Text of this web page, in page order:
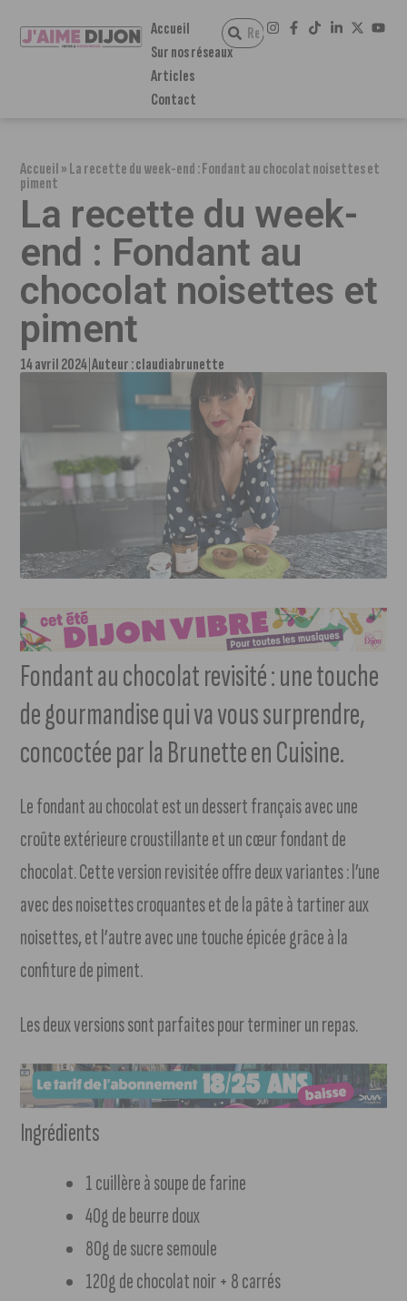
Accueil
Sur nos réseaux
Articles
Contact
Accueil»La recette du week-end : Fondant au chocolat noisettes et
piment
La recette du week-
end : Fondant au
chocolat noisettes et
piment
14 avril 2024 Auteur :claudiabrunette
Fondant au chocolat revisité : une touche
de gourmandise qui va vous surprendre,
concoctée par la Brunette en Cuisine.
Le fondant au chocolat est un dessert français avec une
croûte extérieure croustillante et un cœur fondant de
chocolat. Cette version revisitée offre deux variantes : l’une
avec des noisettes croquantes et de la pâte à tartiner aux
noisettes, et l’autre avec une touche épicée grâce à la
confiture de piment.
Les deux versions sont parfaites pour terminer un repas.
Ingrédients
1 cuillère à soupe de farine
40g de beurre doux
80g de sucre semoule
120g de chocolat noir + 8 carrés